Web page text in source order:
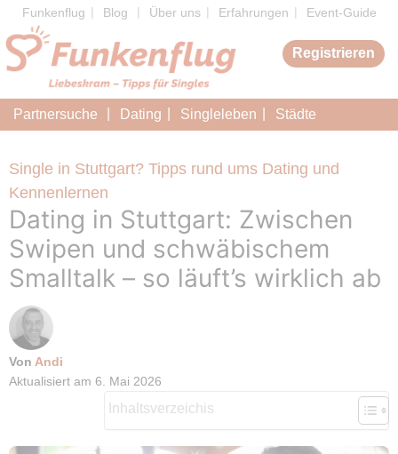
Zum
Inhalt
springen
Funkenflug Blog Über uns Erfahrungen Event-Guide
Registrieren
Partnersuche Dating Singleleben Städte
Single in Stuttgart? Tipps rund ums Dating und
Kennenlernen
Dating in Stuttgart: Zwischen
Swipen und schwäbischem
Smalltalk – so läuft’s wirklich ab
Von Andi
Aktualisiert am 6. Mai 2026
Inhaltsverzeichis